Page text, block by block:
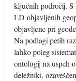
ključnih področij. S
LD objavljenih
objavljene pri
Na podlagi petih
lahko poleg
ontologij na uspeh
deležniki,